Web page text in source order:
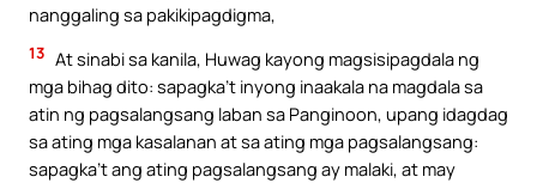
nanggaling sa pakikipagdigma,
13 At sinabi sa kanila, Huwag kayong magsisipagdala ng
mga bihag dito: sapagka’t inyong inaakala na magdala sa
atin ng pagsalangsang laban sa Panginoon, upang idagdag
sa ating mga kasalanan at sa ating mga pagsalangsang:
sapagka’t ang ating pagsalangsang ay malaki, at may